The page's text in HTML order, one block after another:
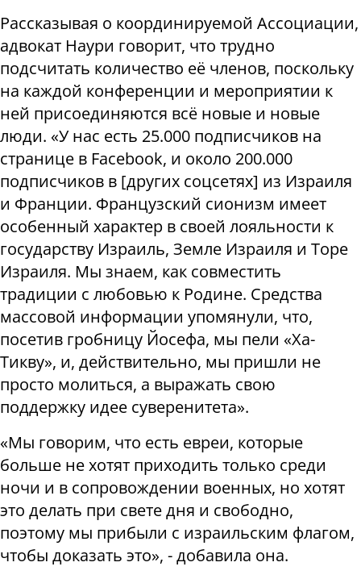
Рассказывая о координируемой Ассоциации,
адвокат Наури говорит, что трудно
подсчитать количество её членов, поскольку
на каждой конференции и мероприятии к
ней присоединяются всё новые и новые
люди. «У нас есть 25.000 подписчиков на
странице в Facebook, и около 200.000
подписчиков в [других соцсетях] из Израиля
и Франции. Французский сионизм имеет
особенный характер в своей лояльности к
государству Израиль, Земле Израиля и Торе
Израиля. Мы знаем, как совместить
традиции с любовью к Родине. Средства
массовой информации упомянули, что,
посетив гробницу Йосефа, мы пели «Ха-
Тикву», и, действительно, мы пришли не
просто молиться, а выражать свою
поддержку идее суверенитета».
«Мы говорим, что есть евреи, которые
больше не хотят приходить только среди
ночи и в сопровождении военных, но хотят
это делать при свете дня и свободно,
поэтому мы прибыли с израильским флагом,
чтобы доказать это», - добавила она.